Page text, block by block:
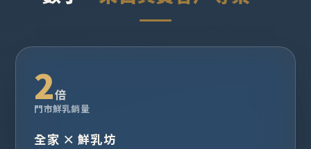
2倍
門市鮮乳銷量
全家 × 鮮乳坊